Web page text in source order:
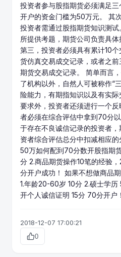
投资者参与股指期货必须满足
开户的资金门槛为50万元。 其
投资者需通过股指期货知识测
所提供考题， 期货公司负责具体
第三，投资者必须具有累计10
货仿真交易成交记录，或者之
期货交易成交记录。 简单而言
了机构以外，自然人可被称作“
险能力，有期指知识以及有实
要求外，投资者还须进行一个
者必须在综合评估中拿到70分
于存在不良诚信记录的投资者
资者综合评估总分中扣减相应的
50万如何配到70分数开股指期
分 2.商品期货操作10笔的经验
分开户成功！ 如果不想做商品
1.年龄20-60岁 10分 2.硕士学
开个人诚信证明 15分 70分开户！
2018-12-07 17:00:21
0